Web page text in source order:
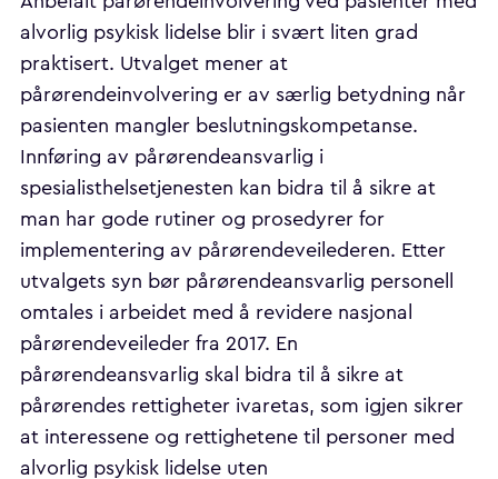
alvorlig psykisk lidelse blir i svært liten grad
praktisert. Utvalget mener at
pårørendeinvolvering er av særlig betydning når
pasienten mangler beslutningskompetanse.
Innføring av pårørendeansvarlig i
spesialisthelsetjenesten kan bidra til å sikre at
man har gode rutiner og prosedyrer for
implementering av pårørendeveilederen. Etter
utvalgets syn bør pårørendeansvarlig personell
omtales i arbeidet med å revidere nasjonal
pårørendeveileder fra 2017. En
pårørendeansvarlig skal bidra til å sikre at
pårørendes rettigheter ivaretas, som igjen sikrer
at interessene og rettighetene til personer med
alvorlig psykisk lidelse uten